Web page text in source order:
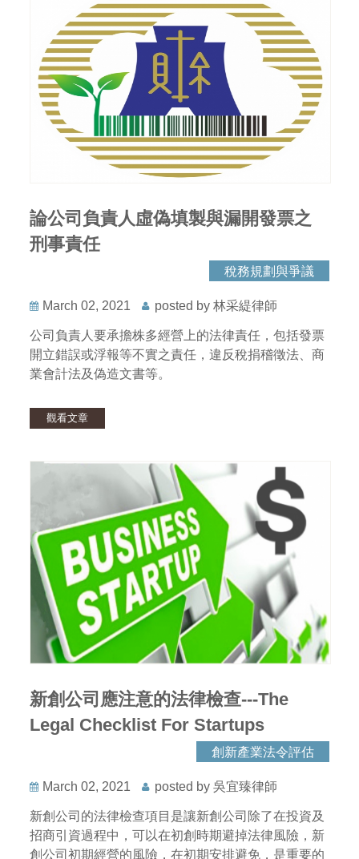
論公司負責人虛偽填製與漏開發票之
刑事責任
稅務規劃與爭議
March 02, 2021 posted by 林采緹律師
公司負責人要承擔株多經營上的法律責任，包括發票
開立錯誤或浮報等不實之責任，違反稅捐稽徵法、商
業會計法及偽造文書等。
觀看文章
新創公司應注意的法律檢查---The
Legal Checklist For Startups
創新產業法令評估
March 02, 2021 posted by 吳宜臻律師
新創公司的法律檢查項目是讓新創公司除了在投資及
招商引資過程中，可以在初創時期避掉法律風險，新
創公司初期經營的風險，在初期安排避免，是重要的